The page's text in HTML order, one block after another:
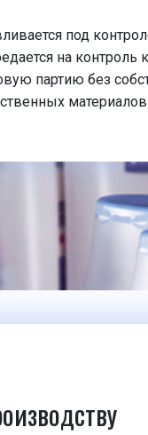
под
на контроль
партию без